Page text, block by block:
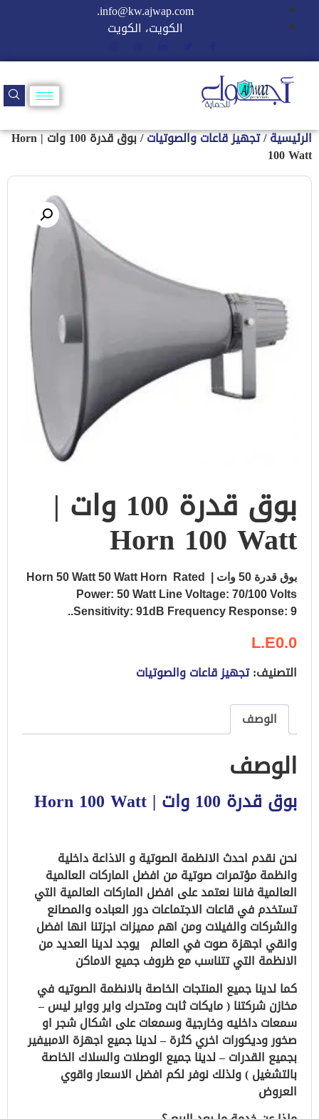
info@kw.ajwap.com.
الكويت، الكويت
الرئيسية/تجهيز قاعات والصوتيات / بوق قدرة 100 وات | Horn
100 Watt
بوق قدرة 100 وات |
Horn 100 Watt
بوق قدرة 50 وات | Horn 50 Watt 50 Watt Horn Rated
Power: 50 Watt Line Voltage: 70/100 Volts
Sensitivity: 91dB Frequency Response: 9..
L.E0.0
التصنيف:تجهيز قاعات والصوتيات
الوصف
الوصف
بوق قدرة 100 وات | Horn 100 Watt
نحن نقدم احدث الانظمة الصوتية و الاذاعة داخلية
وانظمة مؤتمرات صوتية من افضل الماركات العالمية
العالمية فاننا نعتمد على افضل الماركات العالمية التي
تستخدم في قاعات الاجتماعات دور العباده والمصانع
والشركات والفيلات ومن اهم مميزات اجزتنا انها افضل
وانقي اجهزة صوت في العالم يوجد لدينا العديد من
الانظمة التي تتناسب مع ظروف جميع الاماكن
كما لدينا جميع المنتجات الخاصة بالانظمة الصوتيه في
مخازن شركتنا ( مايكات ثابت ومتحرك واير وواير ليس –
سمعات داخليه وخارجية وسمعات على اشكال شجر او
صخور وديكورات اخري كثرة – لدينا جميع اجهزة الامبيفير
بجميع القدرات – لدينا جميع الوصلات والسلاك الخاصة
بالتشغيل ) ولذلك نوفر لكم افضل الاسعار واقوي
العروض